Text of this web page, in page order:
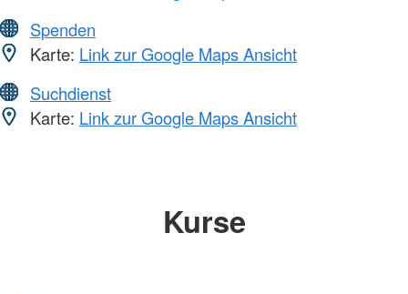
Spenden
Karte: Link zur Google Maps Ansicht
Suchdienst
Karte: Link zur Google Maps Ansicht
Kurse